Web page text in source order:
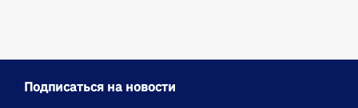
Подписаться на новости